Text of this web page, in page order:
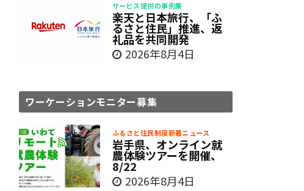
サービス提供の事例集
楽天と日本旅行、「ふ
るさと住民」推進、返
礼品を共同開発
2026年8月4日
ワーケーションモニター募集
ふるさと住民制度新着ニュース
岩手県、オンライン就
農体験ツアーを開催、
8/22
2026年8月4日